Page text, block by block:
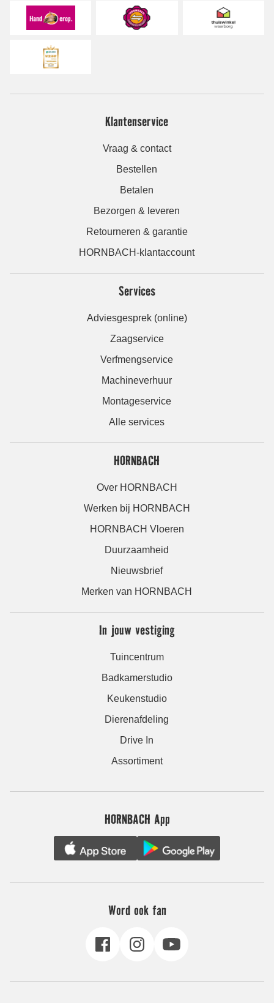
Klantenservice
Vraag & contact
Bestellen
Betalen
Bezorgen & leveren
Retourneren & garantie
HORNBACH-klantaccount
Services
Adviesgesprek (online)
Zaagservice
Verfmengservice
Machineverhuur
Montageservice
Alle services
HORNBACH
Over HORNBACH
Werken bij HORNBACH
HORNBACH Vloeren
Duurzaamheid
Nieuwsbrief
Merken van HORNBACH
In jouw vestiging
Tuincentrum
Badkamerstudio
Keukenstudio
Dierenafdeling
Drive In
Assortiment
HORNBACH App
Word ook fan